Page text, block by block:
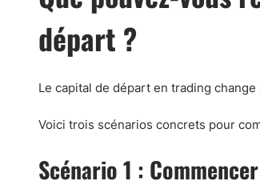
départ ?
Le capital de départ en trading
Voici trois scénarios concrets pour
Scénario 1 :